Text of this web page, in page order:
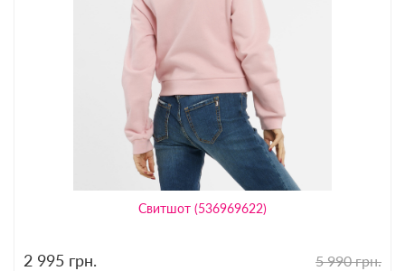
Свитшот (536969622)
2 995 грн.
5 990 грн.